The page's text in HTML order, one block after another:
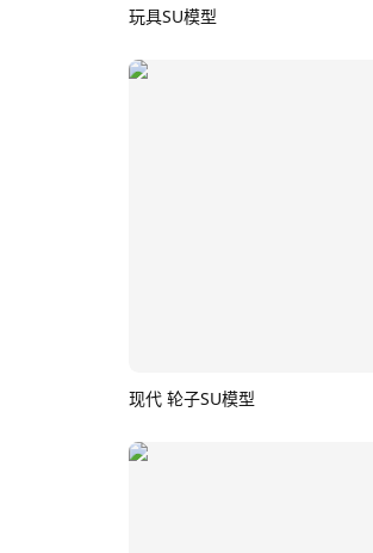
玩具SU模型
现代 轮子SU模型